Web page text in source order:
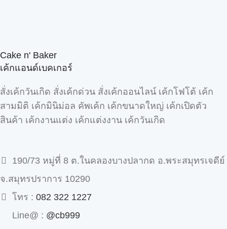
Cake n' Baker
เค้กแอนด์เบคเกอร์
สั่งเค้กวันเกิด สั่งเค้กด่วน สั่งเค้กออนไลน์ เค้กโฟโต้ เค้ก
สามมิติ เค้กมินิม่อล คัพเค้ก เค้กขนาดใหญ่ เค้กเปิดตัว
สินค้า เค้กงานแต่ง เค้กแต่งงาน เค้กวันเกิด
190/73 หมู่ที่ 8 ต.ในคลองบางปลากด อ.พระสมุทรเจดีย์
จ.สมุทรปราการ 10290
โทร : 082 322 1227
Line@ : @cb999